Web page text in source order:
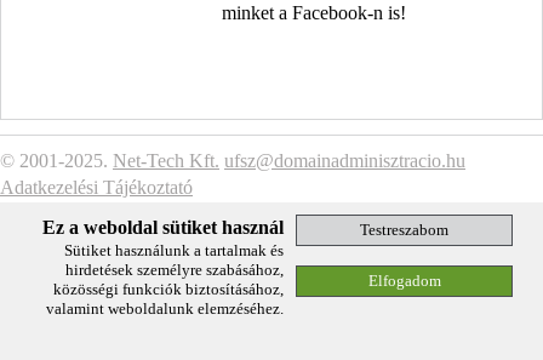
minket a Facebook-n is!
© 2001-2025. Net-Tech Kft. ufsz@domainadminisztracio.hu
Adatkezelési Tájékoztató
Ez a weboldal sütiket használ
Sütiket használunk a tartalmak és
hirdetések személyre szabásához,
közösségi funkciók biztosításához,
valamint weboldalunk elemzéséhez.